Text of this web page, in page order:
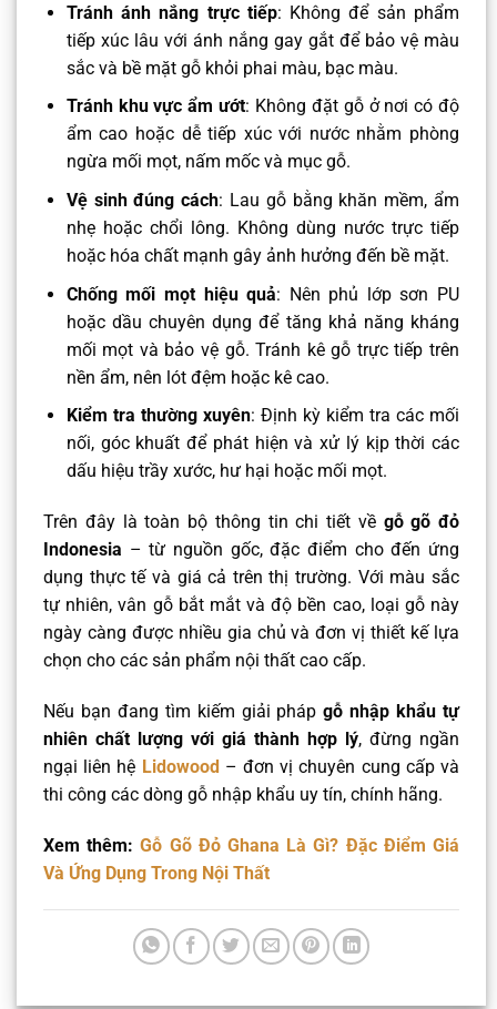
Tránh ánh nắng trực tiếp: Không để sản phẩm
tiếp xúc lâu với ánh nắng gay gắt để bảo vệ màu
sắc và bề mặt gỗ khỏi phai màu, bạc màu.
Tránh khu vực ẩm ướt: Không đặt gỗ ở nơi có độ
ẩm cao hoặc dễ tiếp xúc với nước nhằm phòng
ngừa mối mọt, nấm mốc và mục gỗ.
Vệ sinh đúng cách: Lau gỗ bằng khăn mềm, ẩm
nhẹ hoặc chổi lông. Không dùng nước trực tiếp
hoặc hóa chất mạnh gây ảnh hưởng đến bề mặt.
Chống mối mọt hiệu quả: Nên phủ lớp sơn PU
hoặc dầu chuyên dụng để tăng khả năng kháng
mối mọt và bảo vệ gỗ. Tránh kê gỗ trực tiếp trên
nền ẩm, nên lót đệm hoặc kê cao.
Kiểm tra thường xuyên: Định kỳ kiểm tra các mối
nối, góc khuất để phát hiện và xử lý kịp thời các
dấu hiệu trầy xước, hư hại hoặc mối mọt.
Trên đây là toàn bộ thông tin chi tiết về gỗ gõ đỏ
Indonesia – từ nguồn gốc, đặc điểm cho đến ứng
dụng thực tế và giá cả trên thị trường. Với màu sắc
tự nhiên, vân gỗ bắt mắt và độ bền cao, loại gỗ này
ngày càng được nhiều gia chủ và đơn vị thiết kế lựa
chọn cho các sản phẩm nội thất cao cấp.
Nếu bạn đang tìm kiếm giải phápgỗ nhập khẩu tự
nhiên chất lượng với giá thành hợp lý, đừng ngần
ngại liên hệ Lidowood– đơn vị chuyên cung cấp và
thi công các dòng gỗ nhập khẩu uy tín, chính hãng.
Xem thêm:Gỗ Gõ Đỏ Ghana Là Gì? Đặc Điểm Giá
Và Ứng Dụng Trong Nội Thất